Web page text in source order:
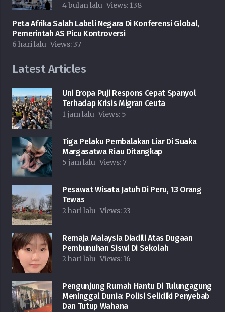
4 bulan lalu Views: 138
Peta Afrika Salah Labeli Negara Di Konferensi Global,
Pemerintah AS Picu Kontroversi
6 hari lalu Views: 37
Latest Articles
Uni Eropa Puji Respons Cepat Spanyol
Terhadap Krisis Migran Ceuta
1 jam lalu Views: 5
Tiga Pelaku Pembalakan Liar Di Suaka
Margasatwa Riau Ditangkap
5 jam lalu Views:7
Pesawat Wisata Jatuh Di Peru, 13 Orang
Tewas
2 hari lalu Views:23
Remaja Malaysia Diadili Atas Dugaan
Pembunuhan Siswi Di Sekolah
2 hari lalu Views: 16
Pengunjung Rumah Hantu Di Tulungagung
Meninggal Dunia: Polisi Selidiki Penyebab
Dan Tutup Wahana